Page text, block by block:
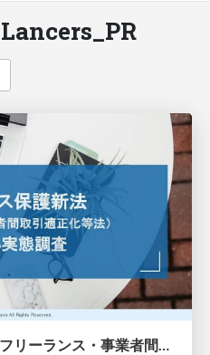
フリーランス保護新法 （フリーランス・事業者間取引適正化等法） に関する実態調査